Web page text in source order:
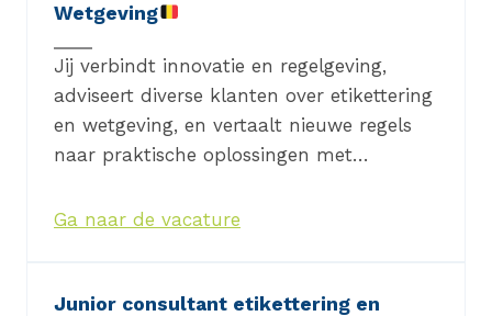
Wetgeving
Jij verbindt innovatie en regelgeving,
adviseert diverse klanten over etikettering
en wetgeving, en vertaalt nieuwe regels
naar praktische oplossingen met…
Ga naar de vacature
Junior consultant etikettering en